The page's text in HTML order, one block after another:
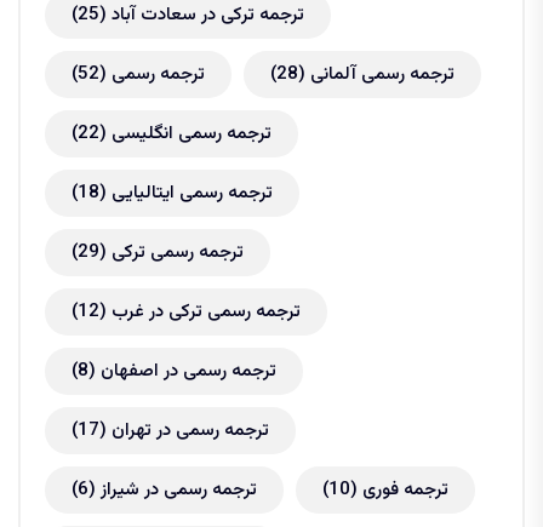
ترجمه ترکی در سعادت آباد (25)
ترجمه رسمی (52) ترجمه رسمی آلمانی (28)
ترجمه رسمی انگلیسی (22)
ترجمه رسمی ایتالیایی (18)
ترجمه رسمی ترکی (29)
ترجمه رسمی ترکی در غرب (12)
ترجمه رسمی در اصفهان (8)
ترجمه رسمی در تهران (17)
ترجمه رسمی در شیراز(6) ترجمه فوری (10)